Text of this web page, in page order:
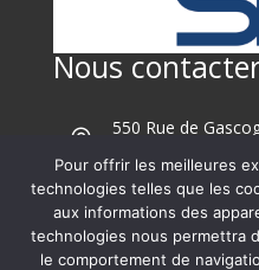
Nous

550 Rue de
 05 58 42 95 65
 06 72 56 74 91

Pour offrir les meilleures
technologies telles que les
aux informations des
technologies nous permettra
le comportement de